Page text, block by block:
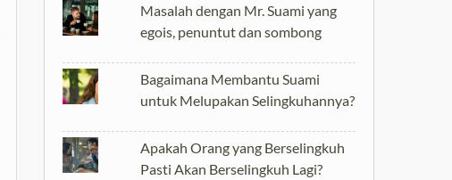
Masalah dengan Mr. Suami yang
egois, penuntut dan sombong
Bagaimana Membantu Suami
untuk Melupakan Selingkuhannya?
Apakah Orang yang Berselingkuh
Pasti Akan Berselingkuh Lagi?